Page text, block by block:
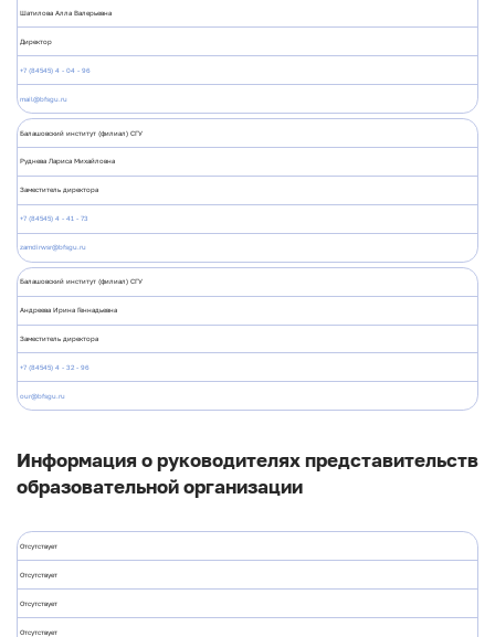
Шатилова Алла Валерьевна
Директор
+7 (84545) 4 - 04 - 96
mail@bfsgu.ru
Балашовский институт (филиал) СГУ
Руднева Лариса Михайловна
Заместитель директора
+7 (84545) 4 - 41 - 73
zamdirwsr@bfsgu.ru
Балашовский институт (филиал) СГУ
Андреева Ирина Геннадьевна
Заместитель директора
+7 (84545) 4 - 32 - 96
our@bfsgu.ru
Информация о руководителях представительств
образовательной организации
Отсутствует
Отсутствует
Отсутствует
Отсутствует